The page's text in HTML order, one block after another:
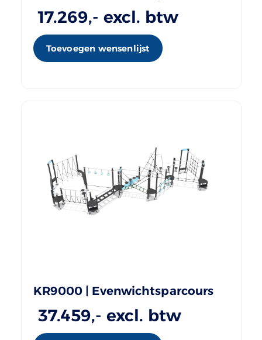
17.269,- excl. btw
Toevoegen wensenlijst
KR9000 | Evenwichtsparcours
37.459,- excl. btw